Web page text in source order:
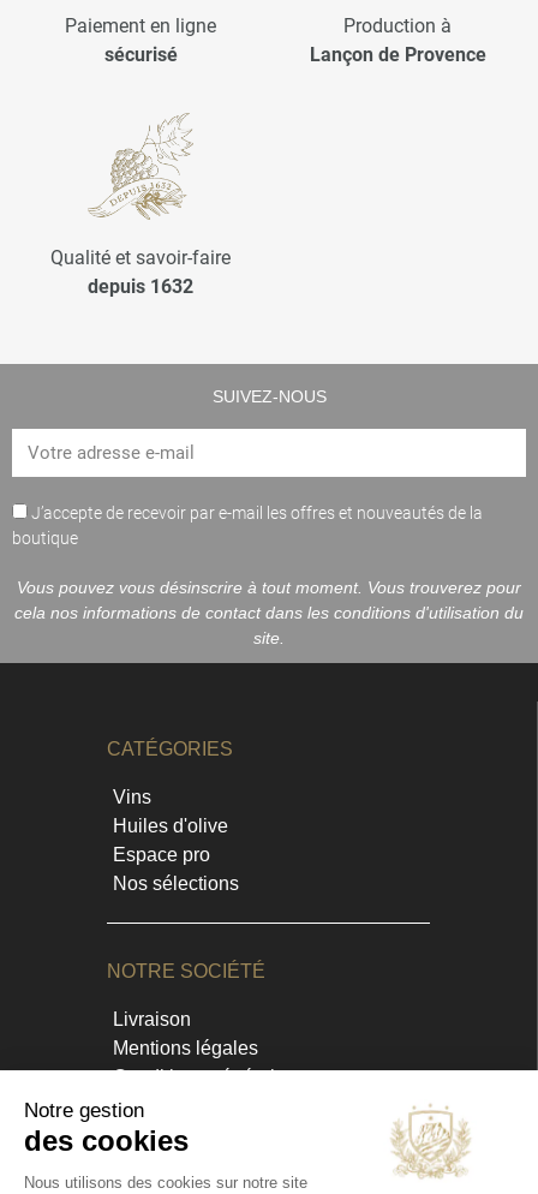
Paiement en ligne
sécurisé
Production à
Lançon de Provence
Qualité et savoir-faire
depuis 1632
SUIVEZ-NOUS
J’accepte de recevoir par e-mail les offres et nouveautés de la
boutique
Vous pouvez vous désinscrire à tout moment. Vous trouverez pour
cela nos informations de contact dans les conditions d'utilisation du
site.
CATÉGORIES
Vins
Huiles d'olive
Espace pro
Nos sélections
NOTRE SOCIÉTÉ
Livraison
Mentions légales
Conditions générales
Contact et horaires
Blog